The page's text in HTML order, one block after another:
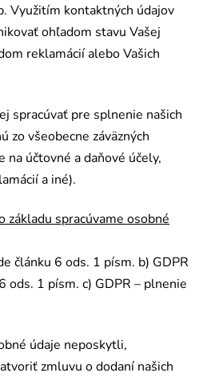
Využitím kontaktných údajov
ohľadom stavu Vašej
reklamácií alebo Vašich
spracúvať pre splnenie našich
zo všeobecne záväzných
na účtovné a daňové účely,
a iné).
základu spracúvame osobné
článku 6 ods. 1 písm. b) GDPR
ods. 1 písm. c) GDPR – plnenie
údaje neposkytli,
zmluvu o dodaní našich